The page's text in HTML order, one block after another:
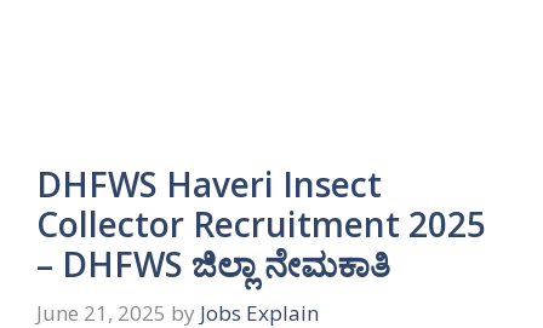
DHFWS Haveri Insect
Collector Recruitment 2025
– DHFWS ಜಿಲ್ಲಾ ನೇಮಕಾತಿ
June 21, 2025 by Jobs Explain